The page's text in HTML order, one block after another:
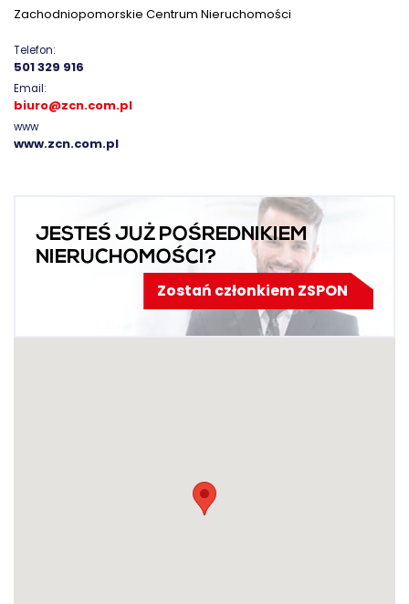
Zachodniopomorskie Centrum Nieruchomości
Telefon:
501 329 916
Email:
biuro@zcn.com.pl
www
www.zcn.com.pl
JESTEŚ JUŻ POŚREDNIKIEM
NIERUCHOMOŚCI?
Zostań członkiem ZSPON